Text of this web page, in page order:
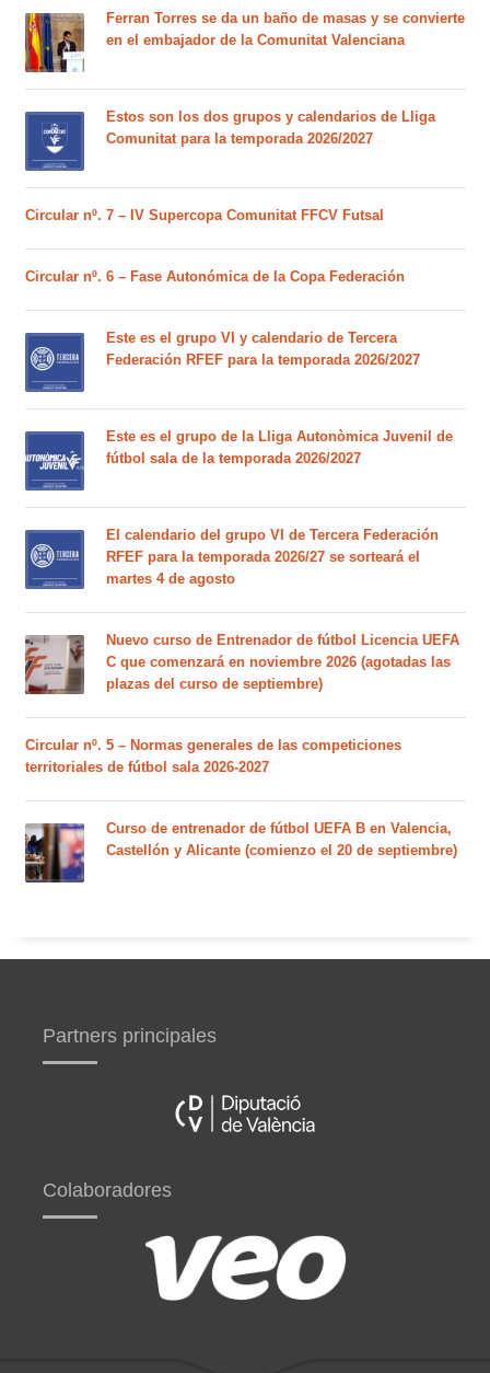
Ferran Torres se da un baño de masas y se convierte
en el embajador de la Comunitat Valenciana
Estos son los dos grupos y calendarios de Lliga
Comunitat para la temporada 2026/2027
Circular nº. 7 – IV Supercopa Comunitat FFCV Futsal
Circular nº. 6 – Fase Autonómica de la Copa Federación
Este es el grupo VI y calendario de Tercera
Federación RFEF para la temporada 2026/2027
Este es el grupo de la Lliga Autonòmica Juvenil de
fútbol sala de la temporada 2026/2027
El calendario del grupo VI de Tercera Federación
RFEF para la temporada 2026/27 se sorteará el
martes 4 de agosto
Nuevo curso de Entrenador de fútbol Licencia UEFA
C que comenzará en noviembre 2026 (agotadas las
plazas del curso de septiembre)
Circular nº. 5 – Normas generales de las competiciones
territoriales de fútbol sala 2026-2027
Curso de entrenador de fútbol UEFA B en Valencia,
Castellón y Alicante (comienzo el 20 de septiembre)
Partners principales
Colaboradores